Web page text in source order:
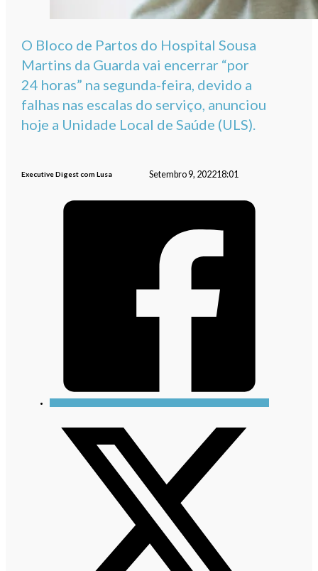
O Bloco de Partos do Hospital Sousa
Martins da Guarda vai encerrar “por
24 horas” na segunda-feira, devido a
falhas nas escalas do serviço, anunciou
hoje a Unidade Local de Saúde (ULS).
Executive Digest com Lusa Setembro 9, 202218:01